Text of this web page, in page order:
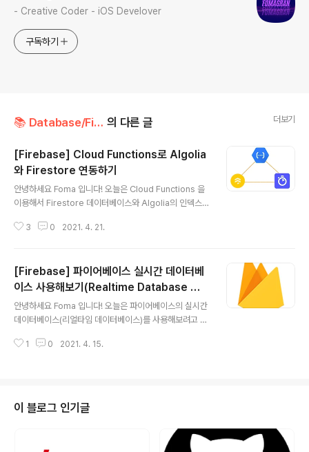
- Creative Coder - iOS Develover
구독하기
📚 Database/Firebase 의 다른 글 더보기
[Firebase] Cloud Functions로 Algolia
와 Firestore 연동하기
안녕하세요 Foma 입니다! 오늘은 Cloud Functions 을
이용해서 Firestore 데이터베이스와 Algolia의 인덱스를
션 기본세팅과 알고리아 기본세팅이 필요하므로 클라우드
와 Cloud Function과 Firestore를 코코아팟에 추가해
주세요. pod 'AlgoliaSearchClient', '~> 8.0' pod 'Fi
rebase/Functions' pod 'Firebase/Firestore' 터미
널에서 functions로 이동후 npm으로 알고리아를 설치해
줍니다. cd functions npm install alg..
3 0 2021. 4. 21.
[Firebase] 파이어베이스 실시간 데이터베
이스 사용해보기(Realtime Database Wri
te,Read,Update,Delete)
안녕하세요 Foma 입니다! 오늘은 파이어베이스의 실시간
데이터베이스(리얼타임 데이터베이스)를 사용해보려고 합
르신다면 먼저 여기 를 보고 와주세요~) Realtime Data
만들어주세요! 이렇게 하면 다음과 같이 데이터베이스가
세팅될거에요! Terminal 해당 프로젝트로 이동하신 뒤 팟
파일을 만들어주시고 podfile에 pod 'Firebase/Datab
ase' 를 추가해주세요. pod 'Firebase/Database' po
1 0 2021. 4. 15.
이 블로그 인기글